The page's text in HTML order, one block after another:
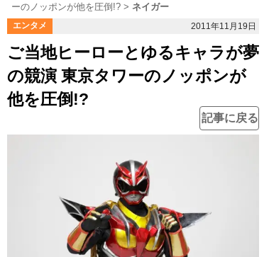
ーのノッポンが他を圧倒!?
ネイガー
エンタメ 2011年11月19日
ご当地ヒーローとゆるキャラが夢
の競演 東京タワーのノッポンが
他を圧倒!?
記事に戻る